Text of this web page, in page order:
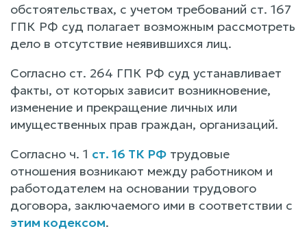
обстоятельствах, с учетом требований ст. 167
ГПК РФ суд полагает возможным рассмотреть
дело в отсутствие неявившихся лиц.
Согласно ст. 264 ГПК РФ суд устанавливает
факты, от которых зависит возникновение,
изменение и прекращение личных или
имущественных прав граждан, организаций.
Согласно ч. 1 ст. 16 ТК РФ трудовые
отношения возникают между работником и
работодателем на основании трудового
договора, заключаемого ими в соответствии с
этим кодексом.